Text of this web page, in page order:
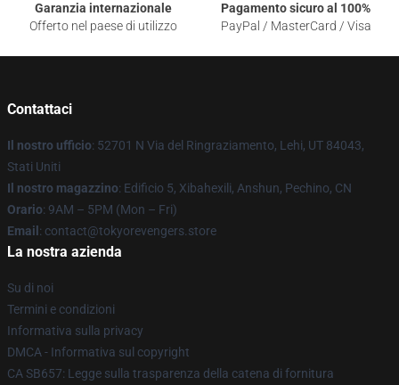
Garanzia internazionale
Offerto nel paese di utilizzo
Pagamento sicuro al 100%
PayPal / MasterCard / Visa
Contattaci
Il nostro ufficio: 52701 N Via del Ringraziamento, Lehi, UT 84043,
Stati Uniti
Il nostro magazzino: Edificio 5, Xibahexili, Anshun, Pechino, CN
Orario: 9AM – 5PM (Mon – Fri)
Email : contact@tokyorevengers.store
La nostra azienda
Su di noi
Termini e condizioni
Informativa sulla privacy
DMCA - Informativa sul copyright
CA SB657: Legge sulla trasparenza della catena di fornitura